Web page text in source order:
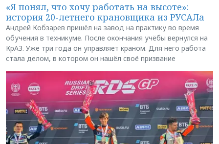
«Я понял, что хочу работать на высоте»:
история 20-летнего крановщика из РУСАЛа
Андрей Кобзарев пришёл на завод на практику во время
обучения в техникуме. После окончания учёбы вернулся на
КрАЗ. Уже три года он управляет краном. Для него работа
стала делом, в котором он нашёл своё призвание